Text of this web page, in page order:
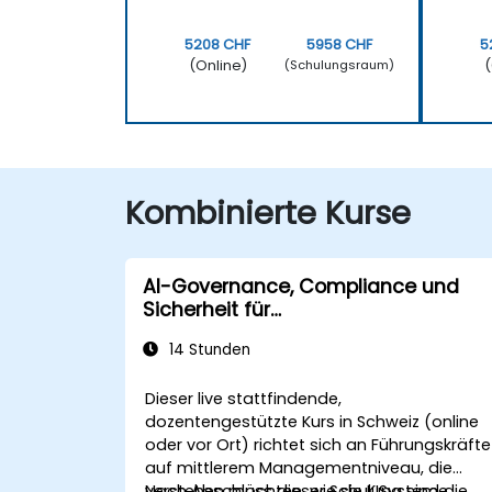
5208 CHF
(Online)
5958 CHF
(Schulungsraum)
Kombinierte Kurse
AI-Governance, Compliance und
Sicherheit für
14 Stunden
Dieser live stattfindende,
dozentengestützte Kurs in Schweiz (online
oder vor Ort) richtet sich an Führungskräfte
auf mittlerem Managementniveau, die